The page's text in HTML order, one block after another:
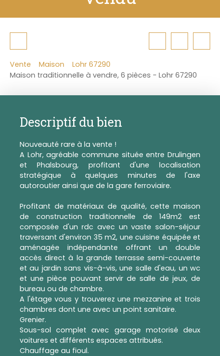
Vente Maison
Lohr 67290
Maison traditionnelle à vendre, 6 pièces - Lohr 67290
Descriptif du bien
Nouveauté rare à la vente !
A Lohr, agréable commune située entre Drulingen
et Phalsbourg, profitant d'une localisation
stratégique à quelques minutes de l'axe
autoroutier ainsi que de la gare ferroviaire.
Profitant de matériaux de qualité, cette maison
de construction traditionnelle de 149m2 est
composée d'un rdc avec un vaste salon-séjour
traversant d'environ 35 m2, une cuisine équipée et
aménagée indépendante offrant un double
accès direct à la grande terrasse semi-couverte
et au jardin sans vis-à-vis, une salle d'eau, un wc
et une pièce pouvant servir de salle de jeux, de
bureau ou de chambre.
A l'étage vous y trouverez une mezzanine et trois
chambres dont une avec un point sanitaire.
Grenier.
Sous-sol complet avec garage motorisé deux
voitures et différents espaces attribués.
Chauffage au fioul.